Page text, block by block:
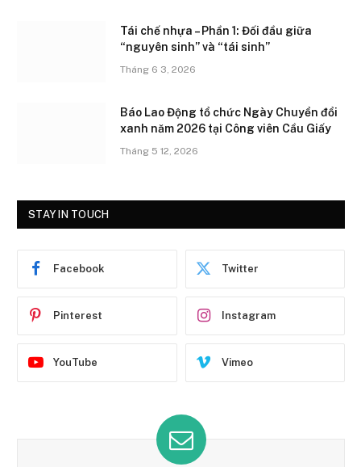
Tái chế nhựa – Phần 1: Đối đầu giữa
“nguyên sinh” và “tái sinh”
Tháng 6 3, 2026
Báo Lao Động tổ chức Ngày Chuyển đổi
xanh năm 2026 tại Công viên Cầu Giấy
Tháng 5 12, 2026
STAY IN TOUCH
Facebook Twitter
Pinterest Instagram
YouTube Vimeo